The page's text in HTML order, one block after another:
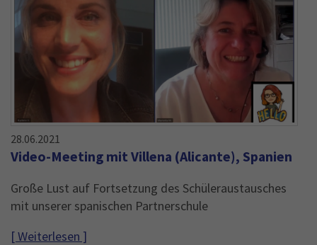
28.06.2021
Video-Meeting mit Villena (Alicante), Spanien
Große Lust auf Fortsetzung des Schüleraustausches
mit unserer spanischen Partnerschule
[ Weiterlesen ]